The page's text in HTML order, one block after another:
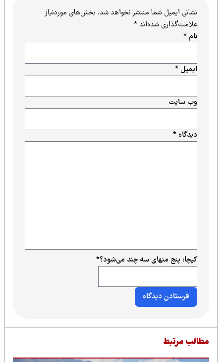
نشانی ایمیل شما منتشر نخواهد شد.بخش‌های موردنیاز
علامت‌گذاری شده‌اند*
دیدگاه*
ایمیل*
وب‌ سایت
کپچا: پنج منهای سه چند می‌شود؟*
مرتبط